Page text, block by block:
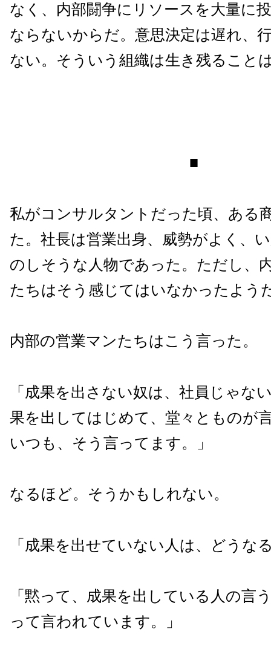
なく、内部闘争にリソースを大量に
ならないからだ。意思決定は遅れ、
ない。そういう組織は生き残ること
■
私がコンサルタントだった頃、ある
た。社長は営業出身、威勢がよく、
のしそうな人物であった。ただし、
たちはそう感じてはいなかったよう
内部の営業マンたちはこう言った。
「成果を出さない奴は、社員じゃな
果を出してはじめて、堂々とものが
いつも、そう言ってます。」
なるほど。そうかもしれない。
「成果を出せていない人は、どうな
「黙って、成果を出している人の言
って言われています。」